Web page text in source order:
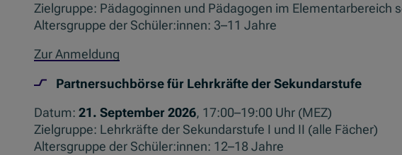
Zielgruppe: Pädagoginnen und Pädagogen im Elementarbereich
Altersgruppe der Schüler:innen: 3–11 Jahre
Zur Anmeldung
Partnersuchbörse für Lehrkräfte der Sekundarstufe
Datum: 21. September 2026, 17:00–19:00 Uhr (MEZ)
Zielgruppe: Lehrkräfte der Sekundarstufe I und II (alle Fächer)
Altersgruppe der Schüler:innen: 12–18 Jahre